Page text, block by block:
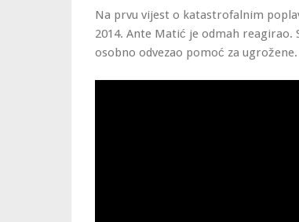
Na prvu vijest o katastrofalnim
2014. Ante Matić je odmah
osobno odvezao pomoć za ugrožene.